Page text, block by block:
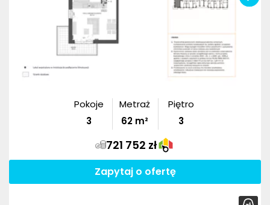
Pokoje
3
Metraż
62 m²
Piętro
3
721 752 zł
Zapytaj o ofertę